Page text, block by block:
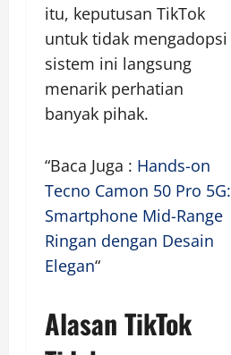
itu, keputusan TikTok
untuk tidak mengadopsi
sistem ini langsung
menarik perhatian
banyak pihak.
“Baca Juga : Hands-on
Tecno Camon 50 Pro 5G:
Smartphone Mid-Range
Ringan dengan Desain
Elegan“
Alasan TikTok